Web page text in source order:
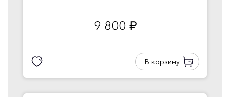
9 800 руб.
В корзину